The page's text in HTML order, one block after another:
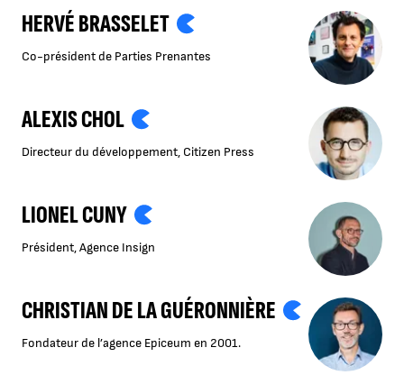
HERVÉ BRASSELET
Co-président de Parties Prenantes
ALEXIS CHOL
Directeur du développement, Citizen Press
LIONEL CUNY
Président, Agence Insign
CHRISTIAN DE LA GUÉRONNIÈRE
Fondateur de l’agence Epiceum en 2001.